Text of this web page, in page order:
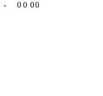
- 0 0 00